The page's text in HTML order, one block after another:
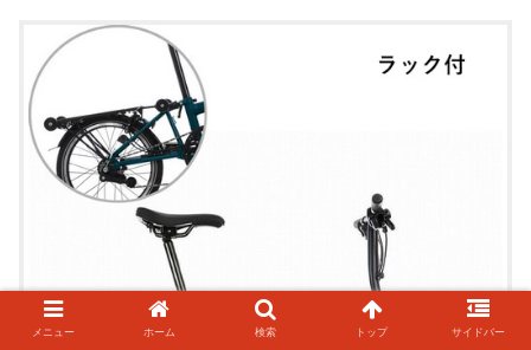
メニュー ホーム 検索 トップ サイドバー